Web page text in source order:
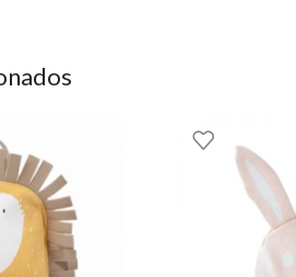
livros e materiais escolares.
de limpar.
conforto.
dia é uma nova aventura à espera de
ou com cores a combinar.